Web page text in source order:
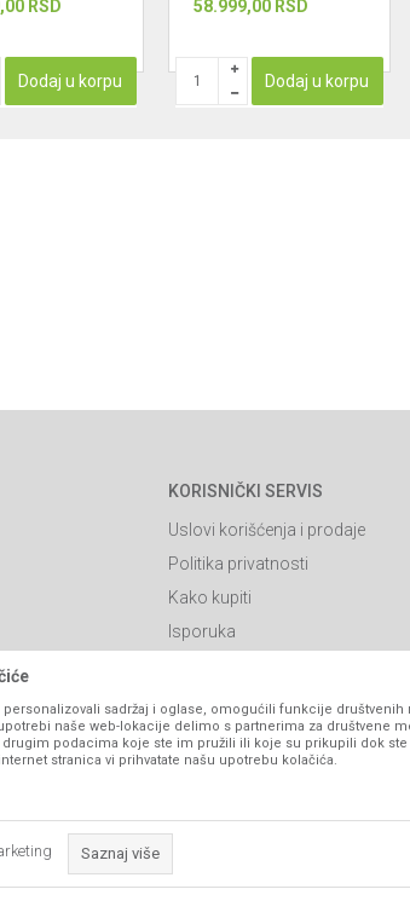
RSD
Dodaj u korpu
58.999,00 RSD
Dodaj u korpu
KORISNIČKI SERVIS
Uslovi korišćenja i prodaje
Politika privatnosti
Kako kupiti
Isporuka
Načini plaćanja
Plaćanje karticama
Web kredit Raiffeisen banke
Reklamacije
sadržaj i oglase, omogućili funkcije društvenih
naše web-lokacije delimo s partnerima za društvene
podacima koje ste im pružili ili koje su prikupili dok
stranica vi prihvatate našu upotrebu kolačića.
Saznaj više